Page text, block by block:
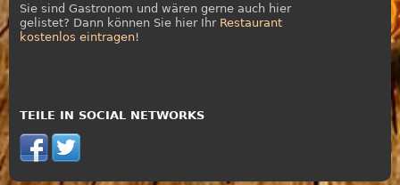
Sie sind Gastronom und wären gerne auch hier
gelistet? Dann können Sie hier Ihr Restaurant
kostenlos eintragen!
TEILE IN SOCIAL NETWORKS